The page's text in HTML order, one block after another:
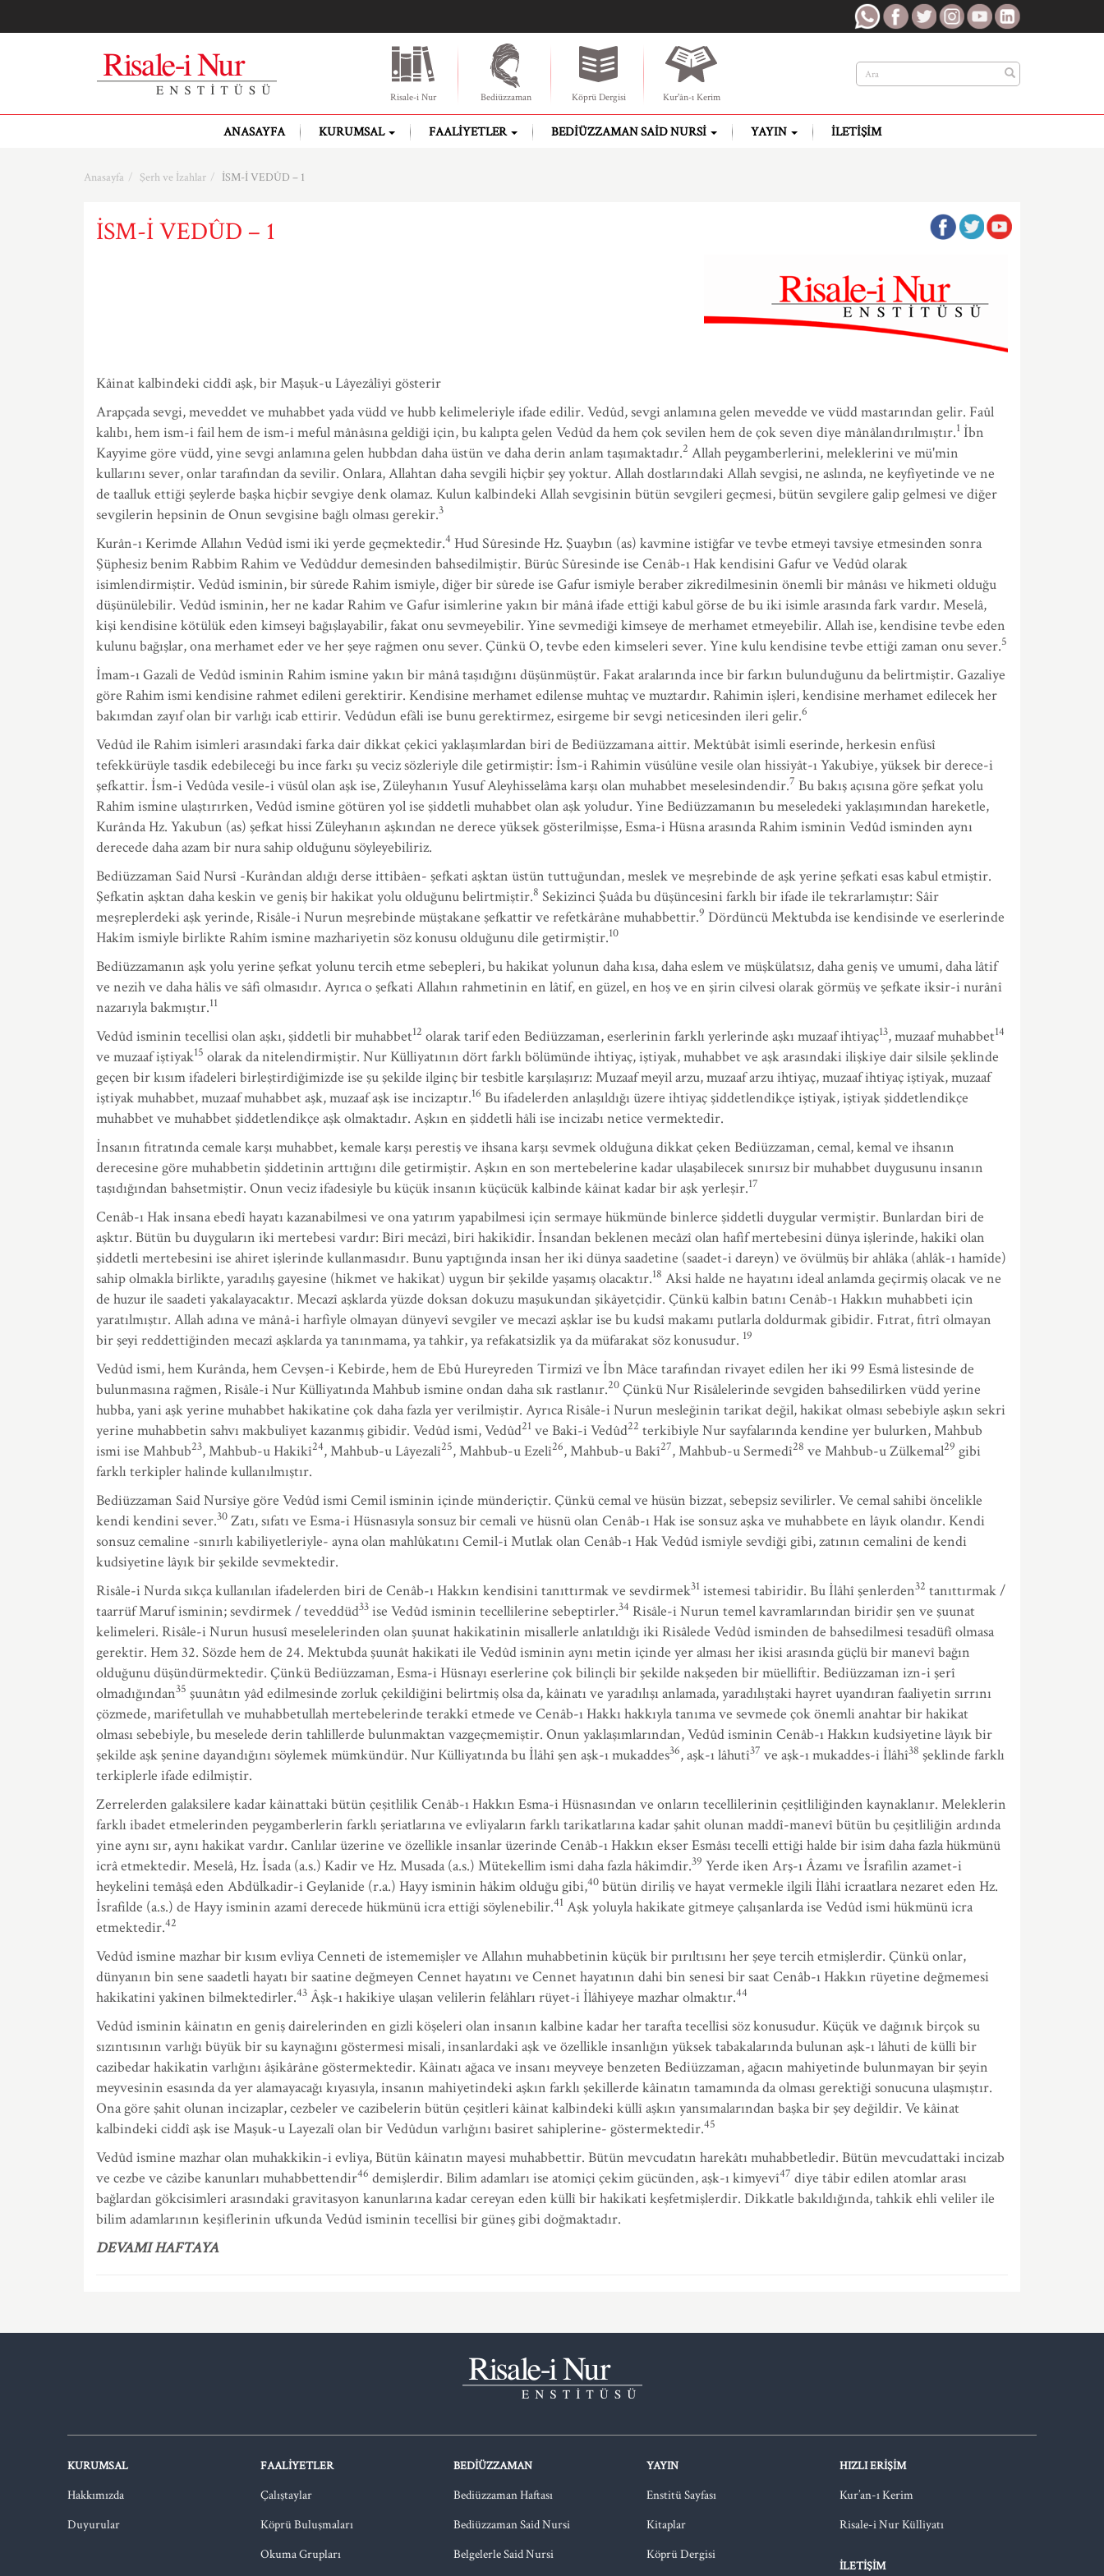
Risale-i Nur Bediüzzaman Köprü Dergisi Kur'ân-ı Kerim
ANASAYFA KURUMSAL FAALIYETLER BEDIÜZZAMAN SAID NURSI YAYIN İLETIŞIM
Anasayfa Şerh ve İzahlar İSM-İ VEDÛD – 1
İSM-İ VEDÛD – 1
Kâinat kalbindeki ciddî aşk, bir Maşuk-u Lâyezâlîyi gösterir
Arapçada sevgi, meveddet ve muhabbet yada vüdd ve hubb kelimeleriyle ifade edilir. Vedûd, sevgi anlamına gelen mevedde ve vüdd mastarından gelir. Faûl
kalıbı, hem ism-i fail hem de ism-i meful mânâsına geldiği için, bu kalıpta gelen Vedûd da hem çok sevilen hem de çok seven diye mânâlandırılmıştır.1 İbn
Kayyime göre vüdd, yine sevgi anlamına gelen hubbdan daha üstün ve daha derin anlam taşımaktadır.2 Allah peygamberlerini, meleklerini ve mü'min
kullarını sever, onlar tarafından da sevilir. Onlara, Allahtan daha sevgili hiçbir şey yoktur. Allah dostlarındaki Allah sevgisi, ne aslında, ne keyfiyetinde ve ne
de taalluk ettiği şeylerde başka hiçbir sevgiye denk olamaz. Kulun kalbindeki Allah sevgisinin bütün sevgileri geçmesi, bütün sevgilere galip gelmesi ve diğer
sevgilerin hepsinin de Onun sevgisine bağlı olması gerekir.3
Kurân-ı Kerimde Allahın Vedûd ismi iki yerde geçmektedir.4 Hud Sûresinde Hz. Şuaybın (as) kavmine istiğfar ve tevbe etmeyi tavsiye etmesinden sonra
Şüphesiz benim Rabbim Rahim ve Vedûddur demesinden bahsedilmiştir. Bürûc Sûresinde ise Cenâb-ı Hak kendisini Gafur ve Vedûd olarak
isimlendirmiştir. Vedûd isminin, bir sûrede Rahim ismiyle, diğer bir sûrede ise Gafur ismiyle beraber zikredilmesinin önemli bir mânâsı ve hikmeti olduğu
düşünülebilir. Vedûd isminin, her ne kadar Rahim ve Gafur isimlerine yakın bir mânâ ifade ettiği kabul görse de bu iki isimle arasında fark vardır. Meselâ,
kişi kendisine kötülük eden kimseyi bağışlayabilir, fakat onu sevmeyebilir. Yine sevmediği kimseye de merhamet etmeyebilir. Allah ise, kendisine tevbe eden
kulunu bağışlar, ona merhamet eder ve her şeye rağmen onu sever. Çünkü O, tevbe eden kimseleri sever. Yine kulu kendisine tevbe ettiği zaman onu sever.5
İmam-ı Gazali de Vedûd isminin Rahim ismine yakın bir mânâ taşıdığını düşünmüştür. Fakat aralarında ince bir farkın bulunduğunu da belirtmiştir. Gazaliye
göre Rahim ismi kendisine rahmet edileni gerektirir. Kendisine merhamet edilense muhtaç ve muztardır. Rahimin işleri, kendisine merhamet edilecek her
bakımdan zayıf olan bir varlığı icab ettirir. Vedûdun efâli ise bunu gerektirmez, esirgeme bir sevgi neticesinden ileri gelir.6
Vedûd ile Rahim isimleri arasındaki farka dair dikkat çekici yaklaşımlardan biri de Bediüzzamana aittir. Mektûbât isimli eserinde, herkesin enfüsî
tefekkürüyle tasdik edebileceği bu ince farkı şu veciz sözleriyle dile getirmiştir: İsm-i Rahimin vüsûlüne vesile olan hissiyât-ı Yakubiye, yüksek bir derece-i
şefkattir. İsm-i Vedûda vesile-i vüsûl olan aşk ise, Züleyhanın Yusuf Aleyhisselâma karşı olan muhabbet meselesindendir.7 Bu bakış açısına göre şefkat yolu
Rahîm ismine ulaştırırken, Vedûd ismine götüren yol ise şiddetli muhabbet olan aşk yoludur. Yine Bediüzzamanın bu meseledeki yaklaşımından hareketle,
Kurânda Hz. Yakubun (as) şefkat hissi Züleyhanın aşkından ne derece yüksek gösterilmişse, Esma-i Hüsna arasında Rahim isminin Vedûd isminden aynı
derecede daha azam bir nura sahip olduğunu söyleyebiliriz.
Bediüzzaman Said Nursî -Kurândan aldığı derse ittibâen- şefkati aşktan üstün tuttuğundan, meslek ve meşrebinde de aşk yerine şefkati esas kabul etmiştir.
Şefkatin aşktan daha keskin ve geniş bir hakikat yolu olduğunu belirtmiştir.8 Sekizinci Şuâda bu düşüncesini farklı bir ifade ile tekrarlamıştır: Sâir
meşreplerdeki aşk yerinde, Risâle-i Nurun meşrebinde müştakane şefkattir ve refetkârâne muhabbettir.9 Dördüncü Mektubda ise kendisinde ve eserlerinde
Hakîm ismiyle birlikte Rahîm ismine mazhariyetin söz konusu olduğunu dile getirmiştir.10
Bediüzzamanın aşk yolu yerine şefkat yolunu tercih etme sebepleri, bu hakikat yolunun daha kısa, daha eslem ve müşkülatsız, daha geniş ve umumî, daha lâtif
ve nezih ve daha hâlis ve sâfi olmasıdır. Ayrıca o şefkati Allahın rahmetinin en lâtif, en güzel, en hoş ve en şirin cilvesi olarak görmüş ve şefkate iksir-i nurânî
nazarıyla bakmıştır.11
Vedûd isminin tecellisi olan aşkı, şiddetli bir muhabbet12 olarak tarif eden Bediüzzaman, eserlerinin farklı yerlerinde aşkı muzaaf ihtiyaç13, muzaaf muhabbet14
ve muzaaf iştiyak15 olarak da nitelendirmiştir. Nur Külliyatının dört farklı bölümünde ihtiyaç, iştiyak, muhabbet ve aşk arasındaki ilişkiye dair silsile şeklinde
geçen bir kısım ifadeleri birleştirdiğimizde ise şu şekilde ilginç bir tesbitle karşılaşırız: Muzaaf meyil arzu, muzaaf arzu ihtiyaç, muzaaf ihtiyaç iştiyak, muzaaf
iştiyak muhabbet, muzaaf muhabbet aşk, muzaaf aşk ise incizaptır.16 Bu ifadelerden anlaşıldığı üzere ihtiyaç şiddetlendikçe iştiyak, iştiyak şiddetlendikçe
muhabbet ve muhabbet şiddetlendikçe aşk olmaktadır. Aşkın en şiddetli hâli ise incizabı netice vermektedir.
İnsanın fıtratında cemale karşı muhabbet, kemale karşı perestiş ve ihsana karşı sevmek olduğuna dikkat çeken Bediüzzaman, cemal, kemal ve ihsanın
derecesine göre muhabbetin şiddetinin arttığını dile getirmiştir. Aşkın en son mertebelerine kadar ulaşabilecek sınırsız bir muhabbet duygusunu insanın
taşıdığından bahsetmiştir. Onun veciz ifadesiyle bu küçük insanın küçücük kalbinde kâinat kadar bir aşk yerleşir.17
Cenâb-ı Hak insana ebedî hayatı kazanabilmesi ve ona yatırım yapabilmesi için sermaye hükmünde binlerce şiddetli duygular vermiştir. Bunlardan biri de
aşktır. Bütün bu duyguların iki mertebesi vardır: Biri mecâzî, biri hakikîdir. İnsandan beklenen mecâzî olan hafif mertebesini dünya işlerinde, hakikî olan
şiddetli mertebesini ise ahiret işlerinde kullanmasıdır. Bunu yaptığında insan her iki dünya saadetine (saadet-i dareyn) ve övülmüş bir ahlâka (ahlâk-ı hamîde)
sahip olmakla birlikte, yaradılış gayesine (hikmet ve hakikat) uygun bir şekilde yaşamış olacaktır.18 Aksi halde ne hayatını ideal anlamda geçirmiş olacak ve ne
de huzur ile saadeti yakalayacaktır. Mecazî aşklarda yüzde doksan dokuzu maşukundan şikâyetçidir. Çünkü kalbin batını Cenâb-ı Hakkın muhabbeti için
yaratılmıştır. Allah adına ve mânâ-i harfiyle olmayan dünyevî sevgiler ve mecazî aşklar ise bu kudsî makamı putlarla doldurmak gibidir. Fıtrat, fıtrî olmayan
bir şeyi reddettiğinden mecazî aşklarda ya tanınmama, ya tahkir, ya refakatsizlik ya da müfarakat söz konusudur. 19
Vedûd ismi, hem Kurânda, hem Cevşen-i Kebirde, hem de Ebû Hureyreden Tirmizî ve İbn Mâce tarafından rivayet edilen her iki 99 Esmâ listesinde de
bulunmasına rağmen, Risâle-i Nur Külliyatında Mahbub ismine ondan daha sık rastlanır.20 Çünkü Nur Risâlelerinde sevgiden bahsedilirken vüdd yerine
hubba, yani aşk yerine muhabbet hakikatine çok daha fazla yer verilmiştir. Ayrıca Risâle-i Nurun mesleğinin tarikat değil, hakikat olması sebebiyle aşkın sekri
yerine muhabbetin sahvı makbuliyet kazanmış gibidir. Vedûd ismi, Vedûd21 ve Baki-i Vedûd22 terkibiyle Nur sayfalarında kendine yer bulurken, Mahbub
ismi ise Mahbub23, Mahbub-u Hakikî24, Mahbub-u Lâyezalî25, Mahbub-u Ezelî26, Mahbub-u Bakî27, Mahbub-u Sermedî28 ve Mahbub-u Zülkemal29 gibi
farklı terkipler halinde kullanılmıştır.
Bediüzzaman Said Nursîye göre Vedûd ismi Cemil isminin içinde münderiçtir. Çünkü cemal ve hüsün bizzat, sebepsiz sevilirler. Ve cemal sahibi öncelikle
kendi kendini sever.30 Zatı, sıfatı ve Esma-i Hüsnasıyla sonsuz bir cemali ve hüsnü olan Cenâb-ı Hak ise sonsuz aşka ve muhabbete en lâyık olandır. Kendi
sonsuz cemaline -sınırlı kabiliyetleriyle- ayna olan mahlûkatını Cemil-i Mutlak olan Cenâb-ı Hak Vedûd ismiyle sevdiği gibi, zatının cemalini de kendi
kudsiyetine lâyık bir şekilde sevmektedir.
Risâle-i Nurda sıkça kullanılan ifadelerden biri de Cenâb-ı Hakkın kendisini tanıttırmak ve sevdirmek31 istemesi tabiridir. Bu İlâhî şenlerden32 tanıttırmak /
taarrüf Maruf isminin; sevdirmek / teveddüd33 ise Vedûd isminin tecellilerine sebeptirler.34 Risâle-i Nurun temel kavramlarından biridir şen ve şuunat
kelimeleri. Risâle-i Nurun hususî meselelerinden olan şuunat hakikatinin misallerle anlatıldığı iki Risâlede Vedûd isminden de bahsedilmesi tesadüfî olmasa
gerektir. Hem 32. Sözde hem de 24. Mektubda şuunât hakikati ile Vedûd isminin aynı metin içinde yer alması her ikisi arasında güçlü bir manevî bağın
olduğunu düşündürmektedir. Çünkü Bediüzzaman, Esma-i Hüsnayı eserlerine çok bilinçli bir şekilde nakşeden bir müelliftir. Bediüzzaman izn-i şerî
olmadığından35 şuunâtın yâd edilmesinde zorluk çekildiğini belirtmiş olsa da, kâinatı ve yaradılışı anlamada, yaradılıştaki hayret uyandıran faaliyetin sırrını
çözmede, marifetullah ve muhabbetullah mertebelerinde terakkî etmede ve Cenâb-ı Hakkı hakkıyla tanıma ve sevmede çok önemli anahtar bir hakikat
olması sebebiyle, bu meselede derin tahlillerde bulunmaktan vazgeçmemiştir. Onun yaklaşımlarından, Vedûd isminin Cenâb-ı Hakkın kudsiyetine lâyık bir
şekilde aşk şenine dayandığını söylemek mümkündür. Nur Külliyatında bu İlâhî şen aşk-ı mukaddes36, aşk-ı lâhutî37 ve aşk-ı mukaddes-i İlâhî38 şeklinde farklı
terkiplerle ifade edilmiştir.
Zerrelerden galaksilere kadar kâinattaki bütün çeşitlilik Cenâb-ı Hakkın Esma-i Hüsnasından ve onların tecellilerinin çeşitliliğinden kaynaklanır. Meleklerin
farklı ibadet etmelerinden peygamberlerin farklı şeriatlarına ve evliyaların farklı tarikatlarına kadar şahit olunan maddî-manevî bütün bu çeşitliliğin ardında
yine aynı sır, aynı hakikat vardır. Canlılar üzerine ve özellikle insanlar üzerinde Cenâb-ı Hakkın ekser Esmâsı tecellî ettiği halde bir isim daha fazla hükmünü
icrâ etmektedir. Meselâ, Hz. İsada (a.s.) Kadir ve Hz. Musada (a.s.) Mütekellim ismi daha fazla hâkimdir.39 Yerde iken Arş-ı Âzamı ve İsrafilin azamet-i
heykelini temâşâ eden Abdülkadir-i Geylanide (r.a.) Hayy isminin hâkim olduğu gibi,40 bütün diriliş ve hayat vermekle ilgili İlâhî icraatlara nezaret eden Hz.
İsrafilde (a.s.) de Hayy isminin azamî derecede hükmünü icra ettiği söylenebilir.41 Aşk yoluyla hakikate gitmeye çalışanlarda ise Vedûd ismi hükmünü icra
etmektedir.42
Vedûd ismine mazhar bir kısım evliya Cenneti de istememişler ve Allahın muhabbetinin küçük bir pırıltısını her şeye tercih etmişlerdir. Çünkü onlar,
dünyanın bin sene saadetli hayatı bir saatine değmeyen Cennet hayatını ve Cennet hayatının dahi bin senesi bir saat Cenâb-ı Hakkın rüyetine değmemesi
hakikatini yakînen bilmektedirler.43 Âşk-ı hakikiye ulaşan velilerin felâhları rüyet-i İlâhiyeye mazhar olmaktır.44
Vedûd isminin kâinatın en geniş dairelerinden en gizli köşeleri olan insanın kalbine kadar her tarafta tecellîsi söz konusudur. Küçük ve dağınık birçok su
sızıntısının varlığı büyük bir su kaynağını göstermesi misali, insanlardaki aşk ve özellikle insanlığın yüksek tabakalarında bulunan aşk-ı lâhuti de küllî bir
cazibedar hakikatin varlığını âşikârâne göstermektedir. Kâinatı ağaca ve insanı meyveye benzeten Bediüzzaman, ağacın mahiyetinde bulunmayan bir şeyin
meyvesinin esasında da yer alamayacağı kıyasıyla, insanın mahiyetindeki aşkın farklı şekillerde kâinatın tamamında da olması gerektiği sonucuna ulaşmıştır.
Ona göre şahit olunan incizaplar, cezbeler ve cazibelerin bütün çeşitleri kâinat kalbindeki küllî aşkın yansımalarından başka bir şey değildir. Ve kâinat
kalbindeki ciddî aşk ise Maşuk-u Layezalî olan bir Vedûdun varlığını basiret sahiplerine- göstermektedir.45
Vedûd ismine mazhar olan muhakkikin-i evliya, Bütün kâinatın mayesi muhabbettir. Bütün mevcudatın harekâtı muhabbetledir. Bütün mevcudattaki incizab
ve cezbe ve câzibe kanunları muhabbettendir46 demişlerdir. Bilim adamları ise atomiçi çekim gücünden, aşk-ı kimyevî47 diye tâbir edilen atomlar arası
bağlardan gökcisimleri arasındaki gravitasyon kanunlarına kadar cereyan eden küllî bir hakikati keşfetmişlerdir. Dikkatle bakıldığında, tahkik ehli veliler ile
bilim adamlarının keşiflerinin ufkunda Vedûd isminin tecellîsi bir güneş gibi doğmaktadır.
DEVAMI HAFTAYA
KURUMSAL
Hakkımızda
Duyurular
FAALIYETLER
Çalıştaylar
Köprü Buluşmaları
Okuma Grupları
BEDIÜZZAMAN
Bediüzzaman Haftası
Bediüzzaman Said Nursi
Belgelerle Said Nursi
YAYIN
Enstitü Sayfası
Kitaplar
Köprü Dergisi
HIZLI ERIŞIM
Kur’an-ı Kerim
Risale-i Nur Külliyatı
İLETIŞIM